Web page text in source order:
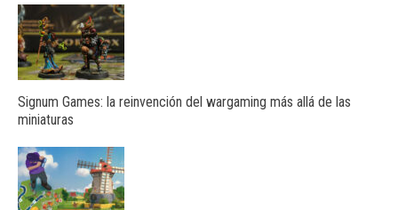
Signum Games: la reinvención del wargaming más allá de las
miniaturas